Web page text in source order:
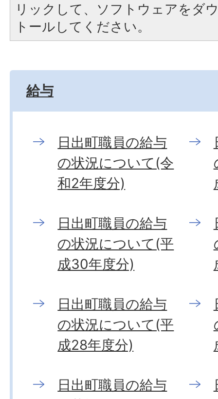
リックして、ソフトウェアをダ
トールしてください。
給与
日出町職員の給与
の状況について(令
和2年度分)
日出町職員の給与
の状況について(平
成30年度分)
日出町職員の給与
の状況について(平
成28年度分)
日出町職員の給与